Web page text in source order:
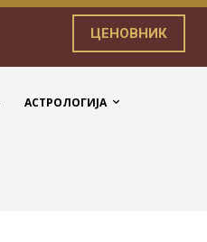
ЦЕНОВНИК
АСТРОЛОГИЈА